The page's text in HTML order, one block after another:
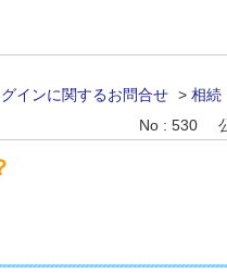
インに関するお問合せ > 相続
No : 530